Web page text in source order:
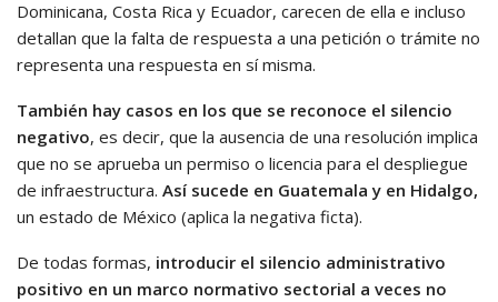
Dominicana, Costa Rica y Ecuador, carecen de ella e incluso
detallan que la falta de respuesta a una petición o trámite no
representa una respuesta en sí misma.
También hay casos en los que se reconoce el silencio
negativo, es decir, que la ausencia de una resolución implica
que no se aprueba un permiso o licencia para el despliegue
de infraestructura. Así sucede en Guatemala y en Hidalgo,
un estado de México (aplica la negativa ficta).
De todas formas, introducir el silencio administrativo
positivo en un marco normativo sectorial a veces no